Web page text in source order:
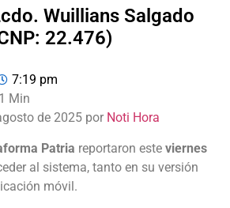
Wuillians Salgado
22.476)
7:19 pm
de 2025 por Noti Hora
Patria reportaron este viernes
al sistema, tanto en su versión
móvil.